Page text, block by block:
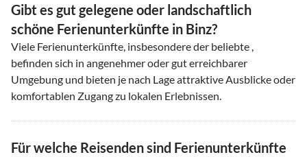
Gibt es gut gelegene oder landschaftlich
schöne Ferienunterkünfte in Binz?
Viele Ferienunterkünfte, insbesondere der beliebte ,
befinden sich in angenehmer oder gut erreichbarer
Umgebung und bieten je nach Lage attraktive Ausblicke oder
komfortablen Zugang zu lokalen Erlebnissen.
Für welche Reisenden sind Ferienunterkünfte